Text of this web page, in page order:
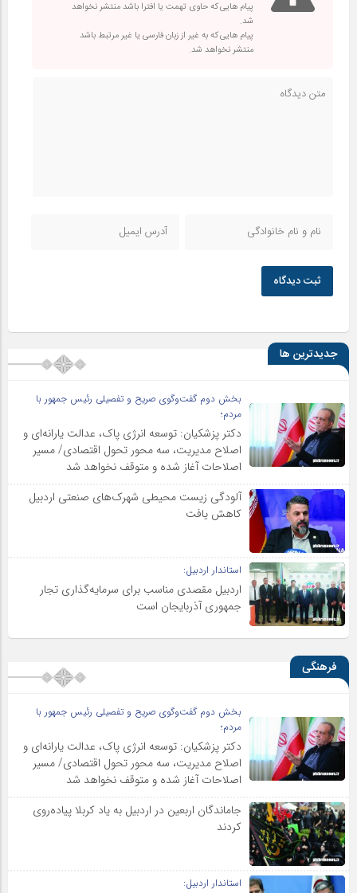
پیام هایی که حاوی تهمت یا افترا باشد منتشر نخواهد
شد.
پیام هایی که به غیر از زبان فارسی یا غیر مرتبط باشد
منتشر نخواهد شد.
ثبت دیدگاه
جدیدترین ها
بخش دوم گفت‌وگوی صریح و تفصیلی رئیس جمهور با
مردم؛
دکتر پزشکیان: توسعه انرژی پاک، عدالت یارانه‌ای و
اصلاح مدیریت، سه محور تحول اقتصادی/ مسیر
اصلاحات آغاز شده و متوقف نخواهد شد
آلودگی زیست محیطی شهرک‌های صنعتی اردبیل
کاهش یافت
استاندار اردبیل:
اردبیل مقصدی مناسب برای سرمایه‌گذاری تجار
جمهوری آذربایجان است
فرهنگی
بخش دوم گفت‌وگوی صریح و تفصیلی رئیس جمهور با
مردم؛
دکتر پزشکیان: توسعه انرژی پاک، عدالت یارانه‌ای و
اصلاح مدیریت، سه محور تحول اقتصادی/ مسیر
اصلاحات آغاز شده و متوقف نخواهد شد
جاماندگان اربعین در اردبیل به یاد کربلا پیاده‌روی
کردند
استاندار اردبیل: